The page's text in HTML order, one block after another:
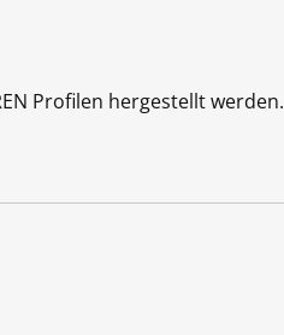
Profilen hergestellt werden.